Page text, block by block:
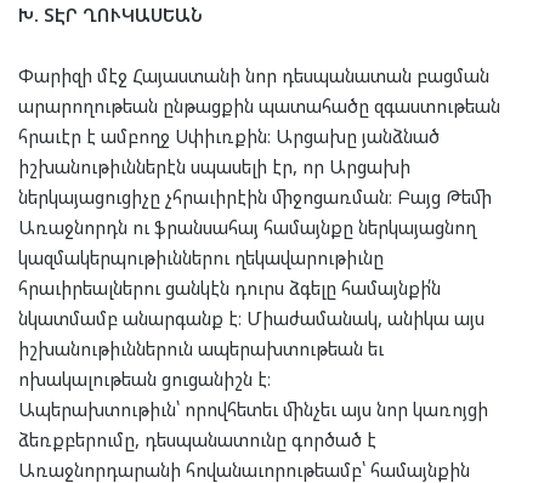
Խ. ՏԷՐ ՂՈՒԿԱՍԵԱՆ
Փարիզի մէջ Հայաստանի նոր դեսպանատան բացման
արարողութեան ընթացքին պատահածը զգաստութեան
հրաւէր է ամբողջ Սփիւռքին։ Արցախը յանձնած
իշխանութիւններէն սպասելի էր, որ Արցախի
ներկայացուցիչը չհրաւիրէին միջոցառման։ Բայց Թեմի
Առաջնորդն ու ֆրանսահայ համայնքը ներկայացնող
կազմակերպութիւններու ղեկավարութիւնը
հրաւիրեալներու ցանկէն դուրս ձգելը համայնքի՛ն
նկատմամբ անարգանք է։ Միաժամանակ, անիկա այս
իշխանութիւններուն ապերախտութեան եւ
ոխակալութեան ցուցանիշն է։
Ապերախտութիւն՝ որովհետեւ մինչեւ այս նոր կառոյցի
ձեռքբերումը, դեսպանատունը գործած է
Առաջնորդարանի հովանաւորութեամբ՝ համայնքին